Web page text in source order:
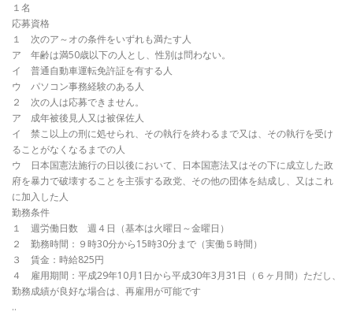
１名
応募資格
１ 次のア～オの条件をいずれも満たす人
ア 年齢は満50歳以下の人とし、性別は問わない。
イ 普通自動車運転免許証を有する人
ウ パソコン事務経験のある人
２ 次の人は応募できません。
ア 成年被後見人又は被保佐人
イ 禁こ以上の刑に処せられ、その執行を終わるまで又は、その執行を受け
ることがなくなるまでの人
ウ 日本国憲法施行の日以後において、日本国憲法又はその下に成立した政
府を暴力で破壊することを主張する政党、その他の団体を結成し、又はこれ
に加入した人
勤務条件
１ 週労働日数 週４日（基本は火曜日～金曜日）
２ 勤務時間：９時30分から15時30分まで（実働５時間）
３ 賃金：時給825円
４ 雇用期間：平成29年10月1日から平成30年3月31日（６ヶ月間）ただし、
勤務成績が良好な場合は、再雇用が可能です
..